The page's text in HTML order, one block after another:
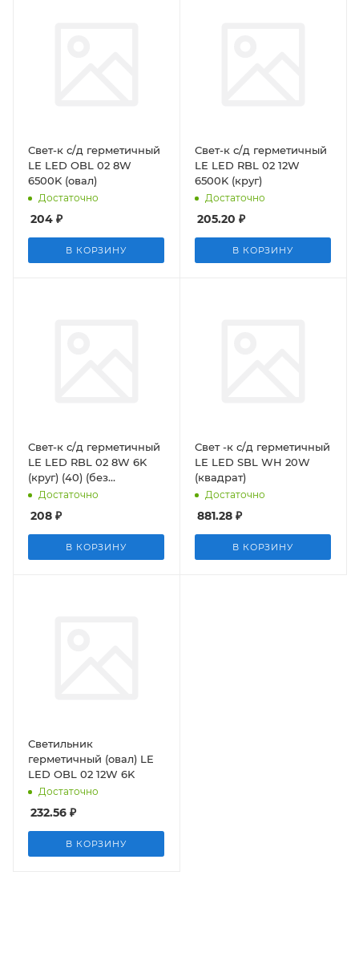
Свет-к с/д герметичный
LE LED OBL 02 8W
6500K (овал)
Достаточно
204 ₽
В КОРЗИНУ
Свет-к с/д герметичный
LE LED RBL 02 12W
6500K (круг)
Достаточно
205.20 ₽
В КОРЗИНУ
Свет-к с/д герметичный
LE LED RBL 02 8W 6K
(круг) (40) (без
инд.упак.)
Достаточно
208 ₽
В КОРЗИНУ
Свет -к с/д герметичный
LE LED SBL WH 20W
(квадрат)
Достаточно
881.28 ₽
В КОРЗИНУ
Светильник
герметичный (овал) LE
LED OBL 02 12W 6K
Достаточно
232.56 ₽
В КОРЗИНУ